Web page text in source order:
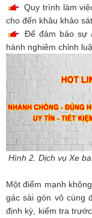
Quy trình làm
cho đến khâu khảo
Để đảm bảo sự
hành nghiêm chỉnh
Hình 2. Dịch vụ Xe
Một điểm mạnh
gác sài gòn vô cùng
định kỳ, kiểm tra